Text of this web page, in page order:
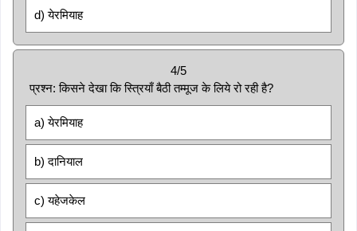
d) येरमियाह
4/5
प्रश्न: किसने देखा कि स्त्रियाँ बैठी तम्मूज के लिये रो रही है?
a) येरमियाह
b) दानियाल
c) यहेजकेल